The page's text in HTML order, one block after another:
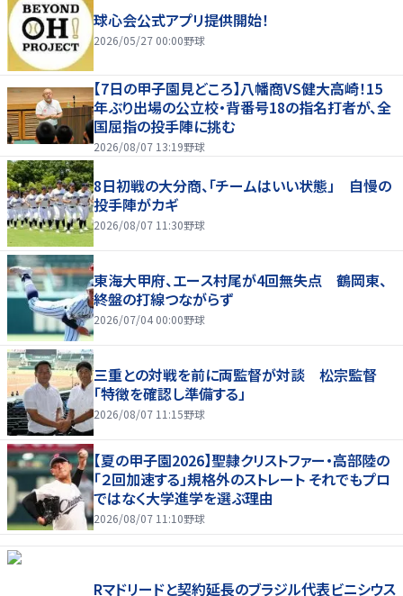
球心会公式アプリ提供開始！
2026/05/27 00:00野球
【7日の甲子園見どころ】八幡商VS健大高崎！15
年ぶり出場の公立校・背番号18の指名打者が、全
国屈指の投手陣に挑む
2026/08/07 13:19野球
8日初戦の大分商、「チームはいい状態」 自慢の
投手陣がカギ
2026/08/07 11:30野球
東海大甲府、エース村尾が4回無失点 鶴岡東、
終盤の打線つながらず
2026/07/04 00:00野球
三重との対戦を前に両監督が対談 松宗監督
「特徴を確認し準備する」
2026/08/07 11:15野球
【夏の甲子園2026】聖隷クリストファー・高部陸の
「２回加速する」規格外のストレート それでもプロ
ではなく大学進学を選ぶ理由
2026/08/07 11:10野球
Rマドリードと契約延長のブラジル代表ビニシウス